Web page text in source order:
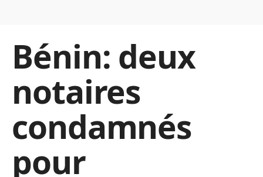
Bénin: deux
notaires
condamnés
pour